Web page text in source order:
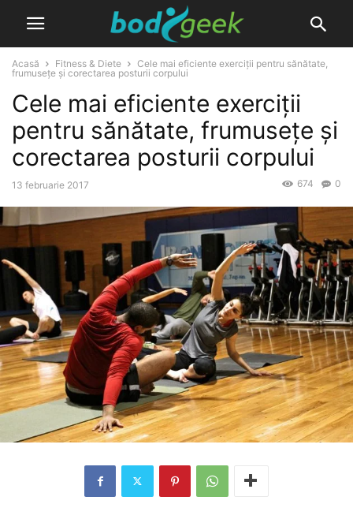
Acasă Fitness & Diete
Cele mai eficiente exerciții pentru sănătate,
frumusețe și corectarea posturii corpului
Cele mai eficiente exerciții
pentru sănătate, frumusețe și
corectarea posturii corpului
13 februarie 2017 0
674